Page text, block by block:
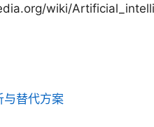
wiki/
与替代方案